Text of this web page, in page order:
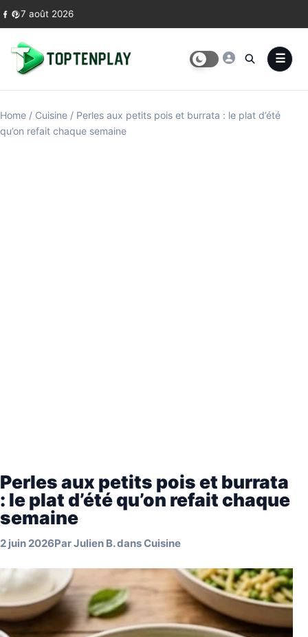
Skip to content
7 août 2026
Home / Cuisine / Perles aux petits pois et burrata : le plat d’été
qu’on refait chaque semaine
Perles aux petits pois et burrata
: le plat d’été qu’on refait chaque
semaine
2 juin 2026ParJulien B.dansCuisine